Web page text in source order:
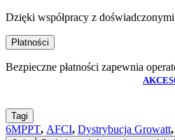
Dzięki współpracy z
Płatności
Bezpieczne płatności zapewnia
Tagi
6MPPT, AFCI, Dystrybucja Growatt,